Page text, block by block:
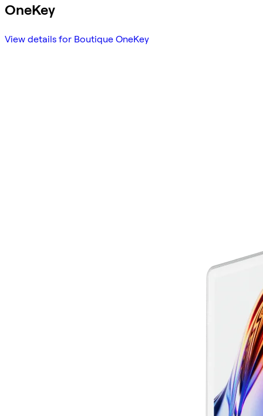
OneKey
View details for Boutique OneKey